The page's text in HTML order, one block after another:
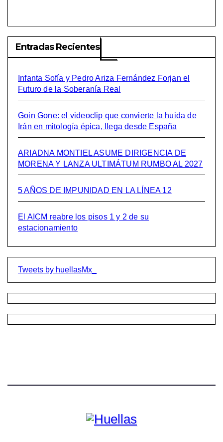
Entradas Recientes
Infanta Sofía y Pedro Ariza Fernández Forjan el
Futuro de la Soberanía Real
Goin Gone: el videoclip que convierte la huida de
Irán en mitología épica, llega desde España
ARIADNA MONTIEL ASUME DIRIGENCIA DE
MORENA Y LANZA ULTIMÁTUM RUMBO AL 2027
5 AÑOS DE IMPUNIDAD EN LA LÍNEA 12
El AICM reabre los pisos 1 y 2 de su
estacionamiento
Tweets by huellasMx_